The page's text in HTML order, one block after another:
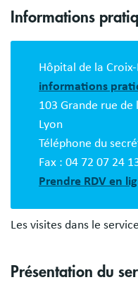
Bloc
description
Informations
Hôpital de la Croix-
informations
103 Grande rue de
Lyon
Téléphone du
Fax : 04 72 07 24
Prendre RDV en
Les visites dans le
Présentation du